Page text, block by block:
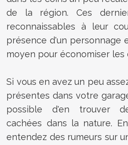
de la région. Ces
reconnaissables à leur
présence d'un personnage
moyen pour économiser les
Si vous en avez un peu
présentes dans votre
possible d'en trouver
cachées dans la nature.
entendez des rumeurs sur